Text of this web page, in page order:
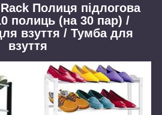
Полиця підлогова
полиць (на 30 пар) /
взуття / Тумба для
взуття